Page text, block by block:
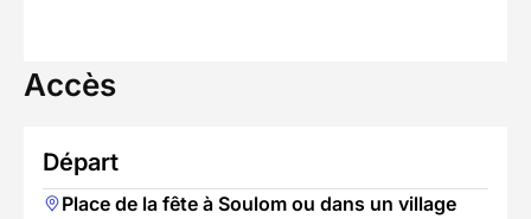
Accès
Départ
Place de la fête à Soulom ou dans un village